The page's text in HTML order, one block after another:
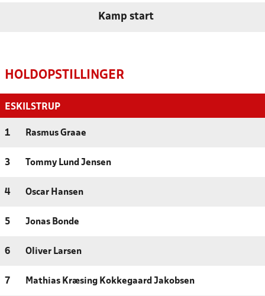
Kamp start
HOLDOPSTILLINGER
ESKILSTRUP
1 Rasmus Graae
3 Tommy Lund Jensen
4 Oscar Hansen
5 Jonas Bonde
6 Oliver Larsen
7 Mathias Kræsing Kokkegaard Jakobsen